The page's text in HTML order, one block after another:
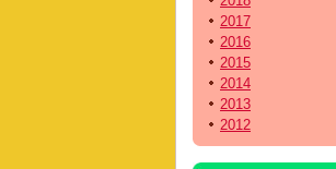
2017
2016
2015
2014
2013
2012